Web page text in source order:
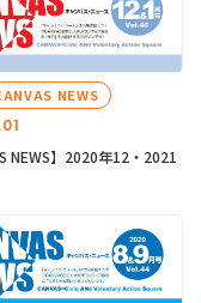
NEWS
NEWS】2020年12・2021